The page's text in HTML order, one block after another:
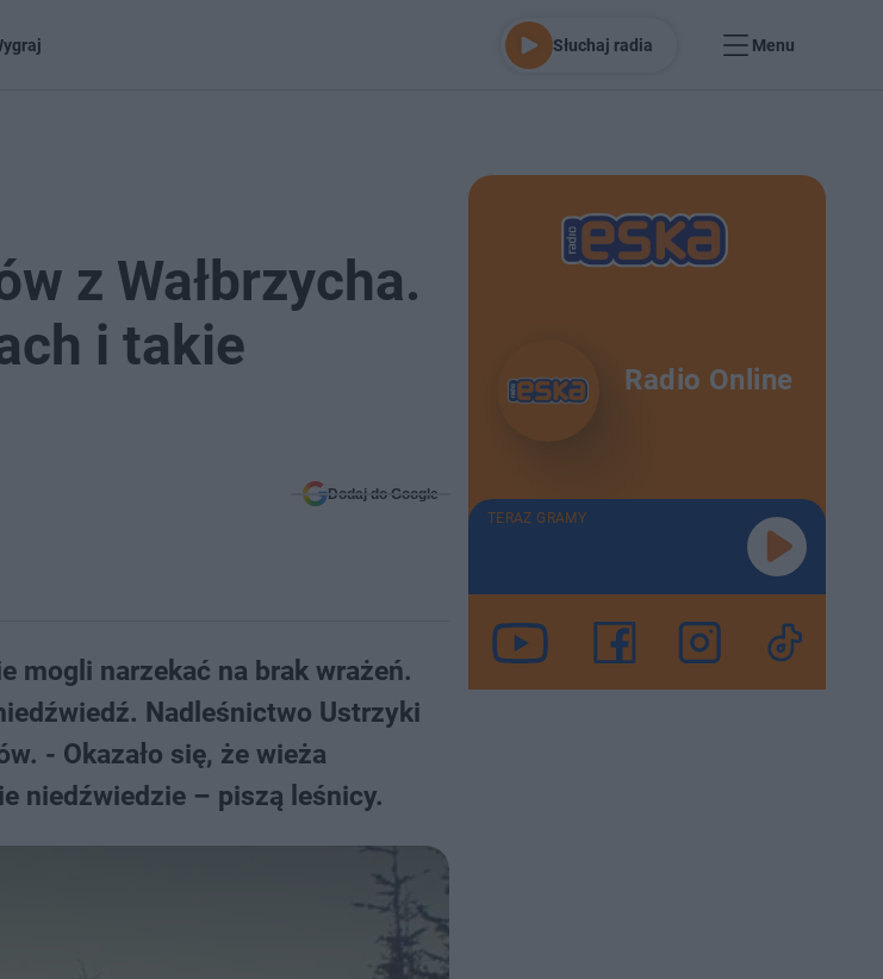
Słuchaj radia Menu
z Wałbrzycha.
i takie
Dodaj do Google
mogli narzekać na brak wrażeń.
Nadleśnictwo Ustrzyki
- Okazało się, że wieża
niedźwiedzie – piszą leśnicy.
Radio Online
TERAZ GRAMY